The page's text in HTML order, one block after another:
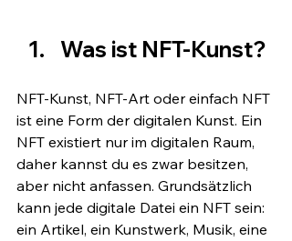
Was ist NFT-Kunst?
NFT-Kunst, NFT-Art oder einfach NFT
ist eine Form der digitalen Kunst. Ein
NFT existiert nur im digitalen Raum,
daher kannst du es zwar besitzen,
aber nicht anfassen. Grundsätzlich
kann jede digitale Datei ein NFT sein:
ein Artikel, ein Kunstwerk, Musik, eine